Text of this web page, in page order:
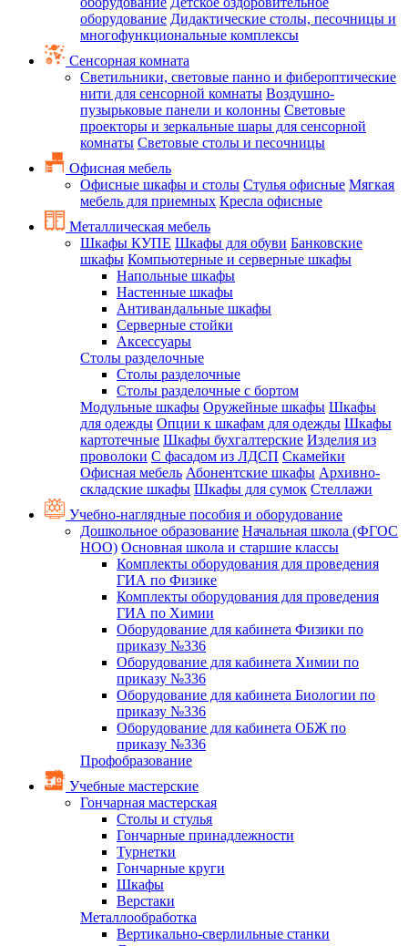
оборудование Дидактические столы, песочницы и
многофункциональные комплексы
Сенсорная комната
Светильники, световые панно и фибероптические
нити для сенсорной комнаты Воздушно-
пузырьковые панели и колонны Световые
проекторы и зеркальные шары для сенсорной
комнаты Световые столы и песочницы
Офисная мебель
Офисные шкафы и столы Стулья офисные Мягкая
мебель для приемных Кресла офисные
Металлическая мебель
Шкафы КУПЕ Шкафы для обуви Банковские
шкафы Компьютерные и серверные шкафы
Напольные шкафы
Настенные шкафы
Антивандальные шкафы
Серверные стойки
Аксессуары
Столы разделочные
Столы разделочные
Столы разделочные с бортом
Модульные шкафы Оружейные шкафы Шкафы
для одежды Опции к шкафам для одежды Шкафы
картотечные Шкафы бухгалтерские Изделия из
проволоки С фасадом из ЛДСП Скамейки
Офисная мебель Абонентские шкафы Архивно-
складские шкафы Шкафы для сумок Стеллажи
Учебно-наглядные пособия и оборудование
Дошкольное образование Начальная школа (ФГОС
НОО) Основная школа и старшие классы
Комплекты оборудования для проведения
ГИА по Физике
Комплекты оборудования для проведения
ГИА по Химии
Оборудование для кабинета Физики по
приказу №336
Оборудование для кабинета Химии по
приказу №336
Оборудование для кабинета Биологии по
приказу №336
Оборудование для кабинета ОБЖ по
приказу №336
Профобразование
Учебные мастерские
Гончарная мастерская
Столы и стулья
Гончарные принадлежности
Турнетки
Гончарные круги
Шкафы
Верстаки
Металлообработка
Вертикально-сверлильные станки